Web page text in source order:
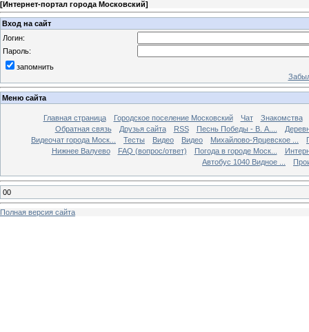
[Интернет-портал города Московский]
Вход на сайт
Логин:
Пароль:
запомнить
Меню сайта
Главная страница Городское поселение Московский Чат
Знакомства
Обратная связь
Друзья сайта RSS Песнь Победы - В. А....
Видеочат города Моск...
Тесты Видео Видео Михайлово-Ярцевское ...
Нижнее Валуево
FAQ (вопрос/ответ) Погода в городе Моск...
Автобус 1040 Видное ...
00
Полная версия сайта